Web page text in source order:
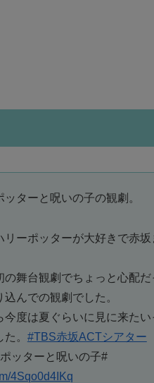
ッターと呪いの子の観劇。
リーポッターが大好きで赤坂
の舞台観劇でちょっと心配だ
込んでの観劇でした。
今度は夏ぐらいに見に来たい
。 #TBS赤坂ACTシアター
ッターと呪いの子#
4Sqo0d4IKq